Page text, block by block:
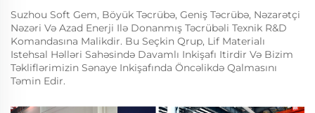
Suzhou Soft Gem, Böyük Təcrübə, Geniş Təcrübə, Nəzarətçi
Nəzəri Və Azad Enerji Ilə Donanmış Təcrübəli Texnik R&D
Komandasına Malikdir. Bu Seçkin Qrup, Lif Materialı
Istehsal Həlləri Sahəsində Davamlı Inkişafı Itirdir Və Bizim
Təkliflərimizin Sənaye Inkişafında Öncəlikdə Qalmasını
Təmin Edir.